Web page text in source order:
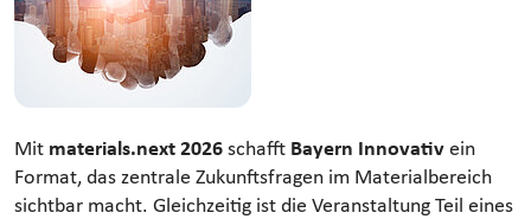
Mit materials.next 2026 schafft Bayern Innovativ ein
Format, das zentrale Zukunftsfragen im Materialbereich
sichtbar macht. Gleichzeitig ist die Veranstaltung Teil eines